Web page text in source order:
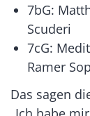
7bG:
Scuderi
7cG:
Ramer
Das sagen